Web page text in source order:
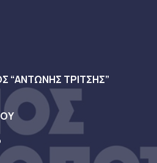
“ΑΝΤΩΝΗΣ ΤΡΙΤΣΗΣ”